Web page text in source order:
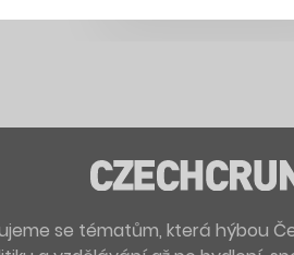
se tématům, která hýbou